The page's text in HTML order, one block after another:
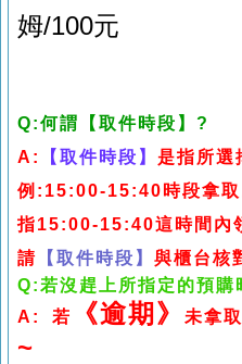
姆/100元
Q:何謂 【取件時段 】?
A:
【取件時段】 是指所選
例: 15:00-15:40 時段拿取
指15:00-15:40這時間內
請 【取件時段】 與櫃台核
Q:若沒趕上所指定的預購
A: 若
《逾期》 未拿
~